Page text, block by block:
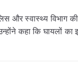
और स्वास्थ्य विभाग
कहा कि घायलों